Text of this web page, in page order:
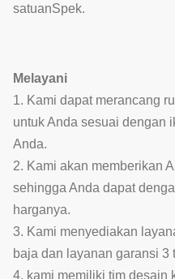
satuanSpek.
Melayani
1. Kami dapat merancang
untuk Anda sesuai dengan
Anda.
2. Kami akan memberikan
sehingga Anda dapat
harganya.
3. Kami menyediakan
baja dan layanan garansi 3
4. kami memiliki tim desain